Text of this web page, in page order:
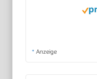
* Anzeige